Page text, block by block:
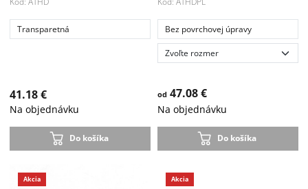
Transparetná
41.18 €
Na objednávku
Do košíka
Bez povrchovej úpravy
od 47.08 €
Na objednávku
Do košíka